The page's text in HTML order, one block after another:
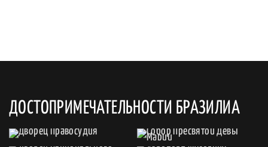
ДОСТОПРИМЕЧАТЕЛЬНОСТИ БРАЗИЛИА